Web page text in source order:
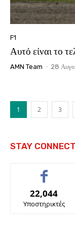
F1
Αυτό είναι το
AMN Team - 28
1 2 3
STAY
22,044
Υποστηρικτές